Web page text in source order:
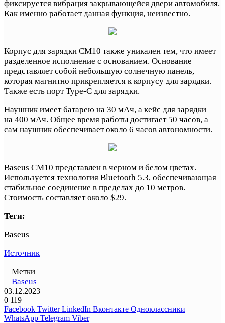
фиксируется вибрация закрывающейся двери автомобиля.
Как именно работает данная функция, неизвестно.
Корпус для зарядки CM10 также уникален тем, что имеет
разделенное исполнение с основанием. Основание
представляет собой небольшую солнечную панель,
которая магнитно прикрепляется к корпусу для зарядки.
Также есть порт Type-C для зарядки.
Наушник имеет батарею на 30 мАч, а кейс для зарядки —
на 400 мАч. Общее время работы достигает 50 часов, а
сам наушник обеспечивает около 6 часов автономности.
Baseus CM10 представлен в черном и белом цветах.
Используется технология Bluetooth 5.3, обеспечивающая
стабильное соединение в пределах до 10 метров.
Стоимость составляет около $29.
Теги:
Baseus
Источник
Метки
Baseus
03.12.2023
0 119
Facebook Twitter LinkedIn Вконтакте Одноклассники
WhatsApp Telegram Viber